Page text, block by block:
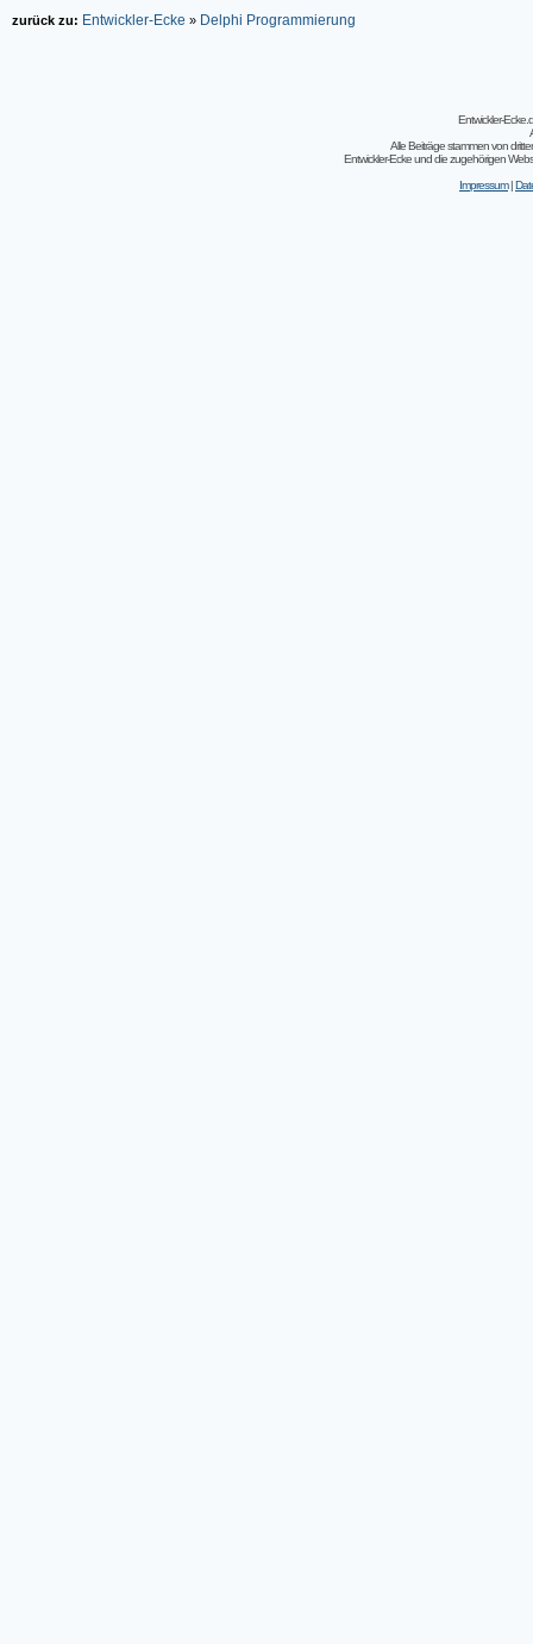
zurück zu: Entwickler-Ecke » Delphi Programmierung
Entwickler-
Alle Beiträge stammen von
Entwickler-Ecke und die zugehörigen
Impressum|